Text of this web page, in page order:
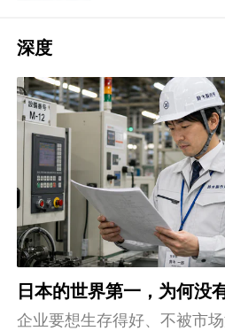
深度
日本的世界第一，为何没
企业要想生存得好、不被市